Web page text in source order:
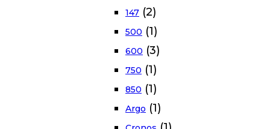
147 (2)
500 (1)
600 (3)
750 (1)
850 (1)
Argo (1)